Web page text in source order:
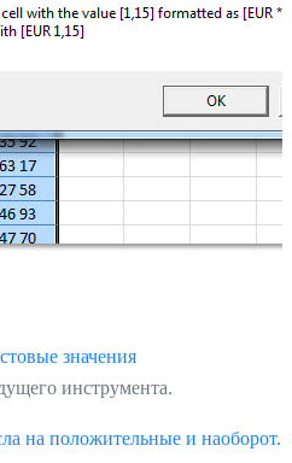
значения
инструмента.
на положительные и наоборот...